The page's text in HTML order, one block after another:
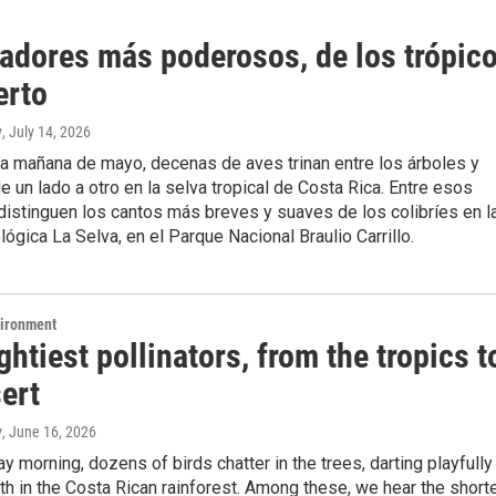
más poderosos, de los
, July 14, 2026
mañana de mayo, decenas de aves trinan entre los árboles y
un lado a otro en la selva tropical de Costa Rica. Entre esos
los cantos más breves y suaves de los colibríes en
La Selva, en el Parque Nacional Braulio Carrillo.
pollinators, from the tropics
, June 16, 2026
morning, dozens of birds chatter in the trees, darting playfully
in the Costa Rican rainforest. Among these, we hear the